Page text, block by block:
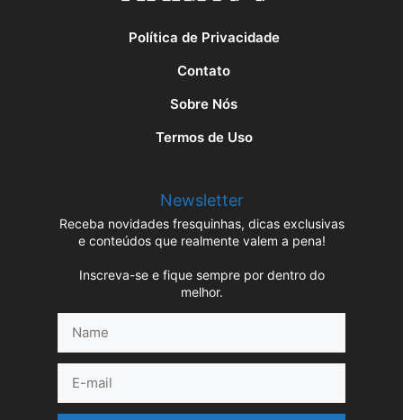
Política de Privacidade
Contato
Sobre Nós
Termos de Uso
Newsletter
Receba novidades fresquinhas, dicas exclusivas
e conteúdos que realmente valem a pena!
Inscreva-se e fique sempre por dentro do
melhor.
mail